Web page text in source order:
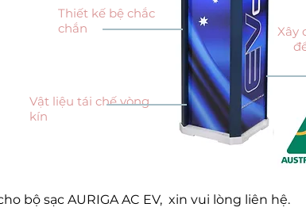
Xây
Thiết kế bệ chắc
chắn
Vật liệu tái chế vòng
kín
bộ sạc AURIGA AC EV, xin vui lòng liên hệ.